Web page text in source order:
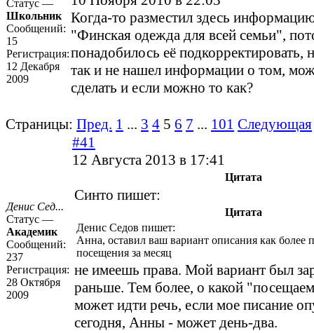
Статус —
Школьник
Сообщений:
15
Регистрация:
12 Декабря
2009
Когда-то разместил здесь
"Финская одежда для всей семьи",
понадобилось её подкорректировать,
так и не нашел информации о том,
сделать и если можно то как?
Страницы: Пред. 1 ... 3 4 5 6 7 ... 101 Следующая
Денис Сед...
Статус —
Академик
Сообщений:
237
Регистрация:
28 Октября
2009
#41
12 Августа 2013 в 17:41
Цитата
Синто пишет:
Цитата
Денис Седов пишет:
Анна, оставил ваш вариант описания как более
посещения за месяц
не имеешь права. Мой вариант был
раньше. Тем более, о какой
может идти речь, если мое писание
сегодня, Анны - может день-два.